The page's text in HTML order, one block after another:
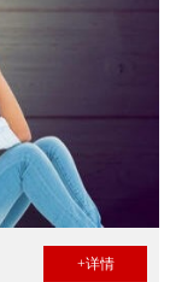
+详情